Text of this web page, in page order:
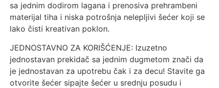
sa jednim dodirom lagana i prenosiva prehrambeni
materijal tiha i niska potrošnja nelepljivi šećer koji se
lako čisti kreativan poklon.
JEDNOSTAVNO ZA KORIŠĆENJE: Izuzetno
jednostavan prekidač sa jednim dugmetom znači da
je jednostavan za upotrebu čak i za decu! Stavite ga
otvorite šećer sipajte šećer u srednju posudu i